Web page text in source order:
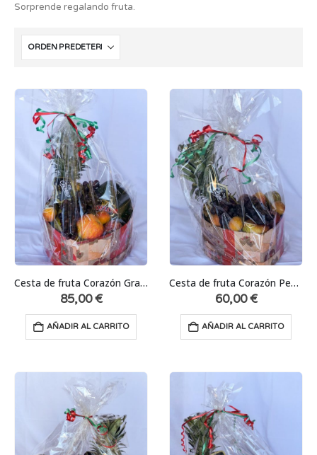
Sorprende regalando fruta.
Cesta de fruta Corazón Grande
85,00€
AÑADIR AL CARRITO
Cesta de fruta Corazón Pequeña
60,00€
AÑADIR AL CARRITO